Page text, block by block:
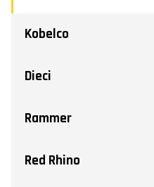
Kobelco
Dieci
Rammer
Red Rhino